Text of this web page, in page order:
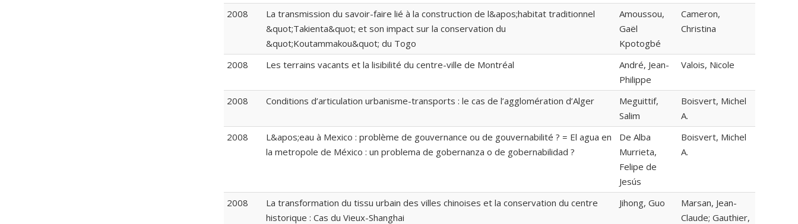
2008
La transmission du savoir-faire lié à la construction de l&apos;habitat traditionnel
&quot;Takienta&quot; et son impact sur la conservation du
&quot;Koutammakou&quot; du Togo
Amoussou,
Gaël
Kpotogbé
Cameron,
Christina
2008 Les terrains vacants et la lisibilité du centre-ville de Montréal
André, Jean-
Philippe
Valois, Nicole
2008 Conditions d’articulation urbanisme-transports : le cas de l’agglomération d’Alger
Meguittif,
Salim
Boisvert, Michel
A.
2008
L&apos;eau à Mexico : problème de gouvernance ou de gouvernabilité ? = El agua en
la metropole de México : un problema de gobernanza o de gobernabilidad ?
De Alba
Murrieta,
Felipe de
Jesús
Boisvert, Michel
A.
2008
La transformation du tissu urbain des villes chinoises et la conservation du centre
historique : Cas du Vieux-Shanghai
Jihong, Guo
Marsan, Jean-
Claude; Gauthier,